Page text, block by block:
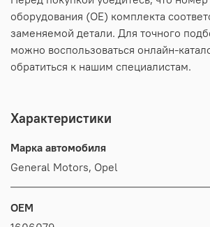
оборудования (OE) комплекта
заменяемой детали. Для точного
можно воспользоваться онлайн-
обратиться к нашим специалистам.
Характеристики
Марка автомобиля
General Motors, Opel
OEM